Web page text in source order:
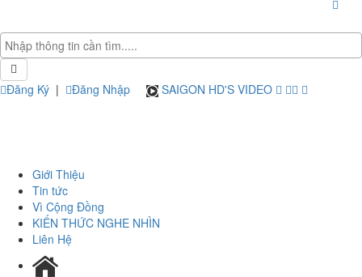
Đăng Ký | Đăng Nhập SAIGON HD'S VIDEO
Giới Thiệu
Tin tức
Vì Cộng Đồng
KIẾN THỨC NGHE NHÌN
Liên Hệ